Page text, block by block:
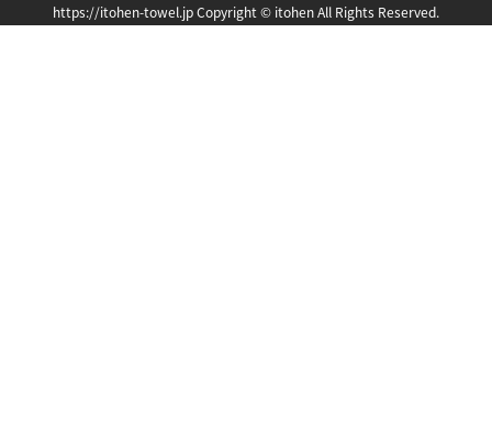
https://itohen-towel.jp Copyright © itohen All Rights Reserved.